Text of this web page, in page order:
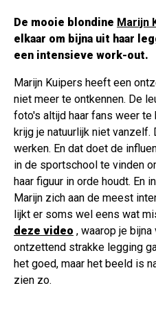
De mooie blondine Marijn
elkaar om bijna uit haar
een intensieve work-out.
Marijn Kuipers heeft een
niet meer te ontkennen. De
foto's altijd haar fans weer te
krijg je natuurlijk niet vanzelf.
werken. En dat doet de
in de sportschool te vinden
haar figuur in orde houdt. En
Marijn zich aan de meest
lijkt er soms wel eens wat
deze video , waarop je
ontzettend strakke legging
het goed, maar het beeld is
zien zo.